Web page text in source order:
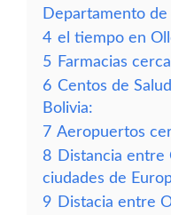
Departamento de
4 el tiempo en
5 Farmacias
6 Centos de
Bolivia:
7 Aeropuertos
8 Distancia entre
ciudades de
9 Distacia entre